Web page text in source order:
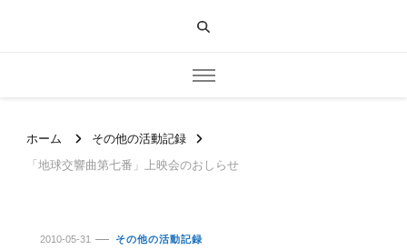
ホーム
その他の活動記録
「地球交響曲第七番」上映会のおしらせ
2010-05-31 その他の活動記録